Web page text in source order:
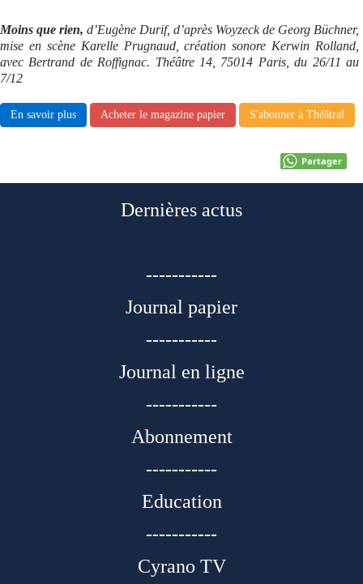
Moins que rien, d’Eugène Durif, d’après Woyzeck de Georg Büchner,
mise en scène Karelle Prugnaud, création sonore Kerwin Rolland,
avec Bertrand de Roffignac. Théâtre 14, 75014 Paris, du 26/11 au
7/12
En savoir plus Acheter le magazine papier S'abonner à Théâtral
Partager
Dernières actus
-----------
Journal papier
-----------
Journal en ligne
-----------
Abonnement
-----------
Education
-----------
Cyrano TV